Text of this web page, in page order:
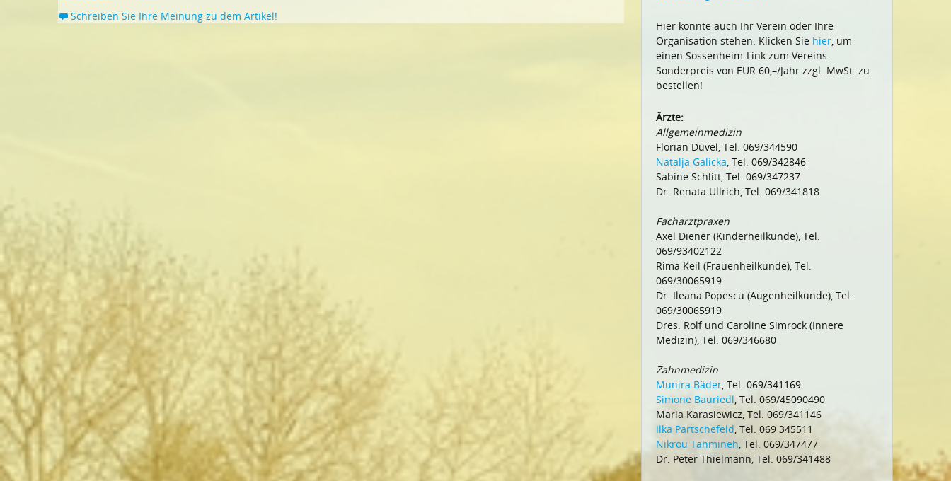
Schreiben Sie Ihre Meinung zu dem Artikel!
Hier könnte auch Ihr Verein oder Ihre
Organisation stehen. Klicken Sie hier, um
einen Sossenheim-Link zum Vereins-
Sonderpreis von EUR 60,–/Jahr zzgl. MwSt. zu
bestellen!
Ärzte:
Allgemeinmedizin
Florian Düvel, Tel. 069/344590
Natalja Galicka, Tel. 069/342846
Sabine Schlitt, Tel. 069/347237
Dr. Renata Ullrich, Tel. 069/341818
Facharztpraxen
Axel Diener (Kinderheilkunde), Tel.
069/93402122
Rima Keil (Frauenheilkunde), Tel.
069/30065919
Dr. Ileana Popescu (Augenheilkunde), Tel.
069/30065919
Dres. Rolf und Caroline Simrock (Innere
Medizin), Tel. 069/346680
Zahnmedizin
Munira Bäder, Tel. 069/341169
Simone Bauriedl, Tel. 069/45090490
Maria Karasiewicz, Tel. 069/341146
Ilka Partschefeld, Tel. 069 345511
Nikrou Tahmineh, Tel. 069/347477
Dr. Peter Thielmann, Tel. 069/341488